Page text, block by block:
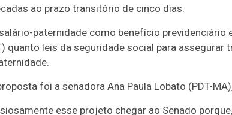
ao prazo transitório de cinco dias.
paternidade como benefício previdenciário
quanto leis da seguridade social para
foi a senadora Ana Paula Lobato (PDT-
esse projeto chegar ao Senado